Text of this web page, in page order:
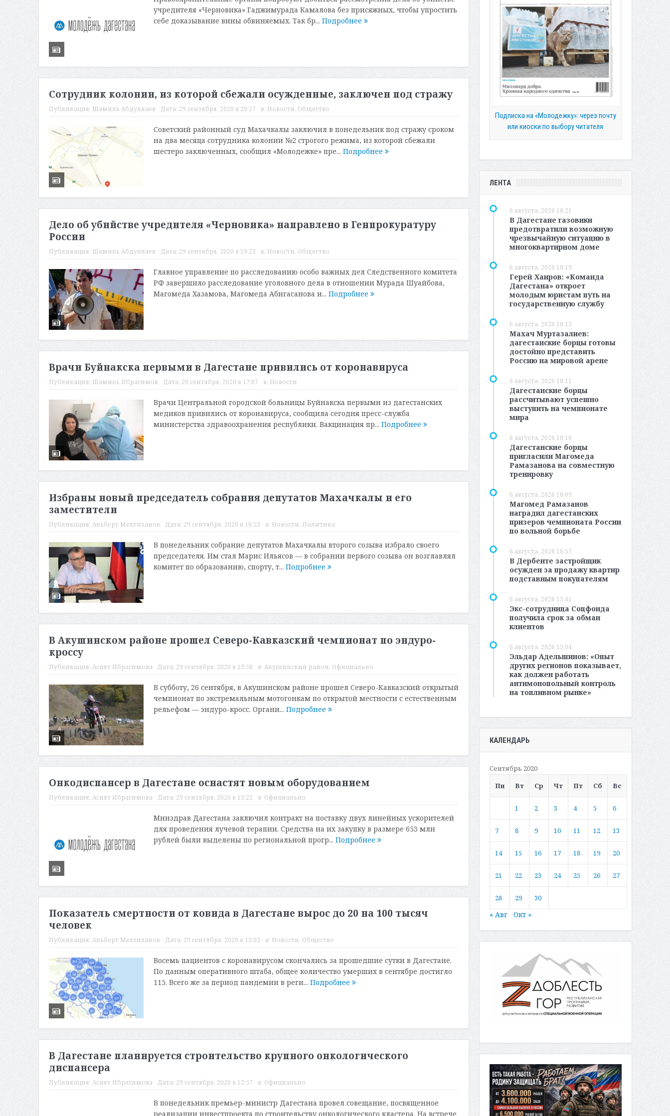
учредителя «Черновика» Гаджимурада Камалова без присяжных, чтобы упростить
себе доказывание вины обвиняемых. Так бр... Подробнее
Сотрудник колонии, из которой сбежали осужденные, заключен под стражу
Публикация: Шамиль Абдуллаев Дата: 29 сентября, 2020 в 20:27 в: Новости, Общество
Советский районный суд Махачкалы заключил в понедельник под стражу сроком
на два месяца сотрудника колонии №2 строгого режима, из которой сбежали
шестеро заключенных, сообщил «Молодежке» пре... Подробнее
Дело об убийстве учредителя «Черновика» направлено в Генпрокуратуру
России
Публикация: Шамиль Абдуллаев Дата: 29 сентября, 2020 в 19:23 в: Новости, Общество
Главное управление по расследованию особо важных дел Следственного комитета
РФ завершило расследование уголовного дела в отношении Мурада Шуайбова,
Магомеда Хазамова, Магомеда Абигасанова и... Подробнее
Врачи Буйнакска первыми в Дагестане привились от коронавируса
Публикация: Шамиль Ибрагимов Дата: 29 сентября, 2020 в 17:07 в: Новости
Врачи Центральной городской больницы Буйнакска первыми из дагестанских
медиков привились от коронавируса, сообщила сегодня пресс-служба
министерства здравоохранения республики. Вакцинация пр... Подробнее
Избраны новый председатель собрания депутатов Махачкалы и его
заместители
Публикация: Альберт Мехтиханов Дата: 29 сентября, 2020 в 16:53 в: Новости, Политика
В понедельник собрание депутатов Махачкалы второго созыва избрало своего
председателя. Им стал Марис Ильясов — в собрании первого созыва он возглавлял
комитет по образованию, спорту, т... Подробнее
В Акушинском районе прошел Северо-Кавказский чемпионат по эндуро-
кроссу
Публикация: Асият Ибрагимова Дата: 29 сентября, 2020 в 13:58 в: Акушинский район, Официально
В субботу, 26 сентября, в Акушинском районе прошел Северо-Кавказский открытый
чемпионат по экстремальным мотогонкам по открытой местности с естественным
рельефом — эндуро-кросс. Органи... Подробнее
Онкодиспансер в Дагестане оснастят новым оборудованием
Публикация: Асият Ибрагимова Дата: 29 сентября, 2020 в 13:22 в: Официально
Минздрав Дагестана заключил контракт на поставку двух линейных ускорителей
для проведения лучевой терапии. Средства на их закупку в размере 653 млн
рублей были выделены по региональной прогр... Подробнее
Показатель смертности от ковида в Дагестане вырос до 20 на 100 тысяч
человек
Публикация: Альберт Мехтиханов Дата: 29 сентября, 2020 в 13:03 в: Новости, Общество
Восемь пациентов с коронавирусом скончались за прошедшие сутки в Дагестане.
По данным оперативного штаба, общее количество умерших в сентябре достигло
115. Всего же за период пандемии в реги... Подробнее
В Дагестане планируется строительство крупного онкологического
диспансера
Публикация: Асият Ибрагимова Дата: 29 сентября, 2020 в 12:57 в: Официально
В понедельник премьер-министр Дагестана провел совещание, посвященное
реализации инвестпроекта по строительству онкологического кластера. На встрече
Подписка на «Молодежку»: через почту
или киоски по выбору читателя
ЛЕНТА
6 августа, 2026 18:21
В Дагестане газовики
предотвратили возможную
чрезвычайную ситуацию в
многоквартирном доме
6 августа, 2026 18:19
Герей Хаиров: «Команда
Дагестана» откроет
молодым юристам путь на
государственную службу
6 августа, 2026 18:13
Махач Муртазалиев:
дагестанские борцы готовы
достойно представить
Россию на мировой арене
6 августа, 2026 18:11
Дагестанские борцы
рассчитывают успешно
выступить на чемпионате
мира
6 августа, 2026 18:10
Дагестанские борцы
пригласили Магомеда
Рамазанова на совместную
тренировку
6 августа, 2026 18:09
Магомед Рамазанов
наградил дагестанских
призеров чемпионата России
по вольной борьбе
6 августа, 2026 16:57
В Дербенте застройщик
осужден за продажу квартир
подставным покупателям
6 августа, 2026 15:41
Экс-сотрудница Соцфонда
получила срок за обман
клиентов
6 августа, 2026 15:04
Эльдар Адельшинов: «Опыт
других регионов показывает,
как должен работать
антимонопольный контроль
на топливном рынке»
КАЛЕНДАРЬ
Сентябрь 2020
Пн
Вт Ср Чт Пт Сб Вс
1 2 3 4 5 6
7 8 9 10 11 12 13
14 15 16 17 18 19 20
21 22 23 24 25 26 27
28 29 30
« Авг Окт »